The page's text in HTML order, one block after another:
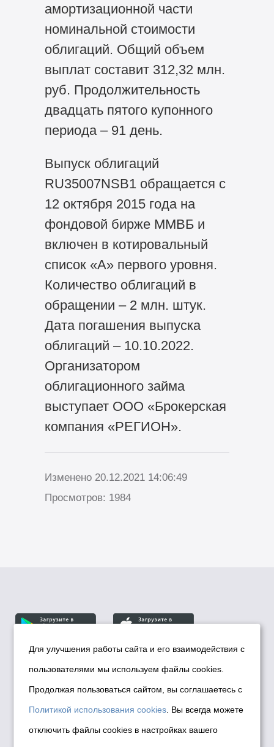
амортизационной части
номинальной стоимости
облигаций. Общий объем
выплат составит 312,32 млн.
руб. Продолжительность
двадцать пятого купонного
периода – 91 день.
Выпуск облигаций
RU35007NSB1 обращается с
12 октября 2015 года на
фондовой бирже ММВБ и
включен в котировальный
список «А» первого уровня.
Количество облигаций в
обращении – 2 млн. штук.
Дата погашения выпуска
облигаций – 10.10.2022.
Организатором
облигационного займа
выступает ООО «Брокерская
компания «РЕГИОН».
Изменено 20.12.2021 14:06:49
Просмотров: 1984
© Департамент информационной политики мэрии
города Новосибирска, 2026
Политика использования Cookies
Политика по обработке персональных
данных в информационных системах
Для улучшения работы сайта и его взаимодействия с
пользователями мы используем файлы cookies.
Продолжая пользоваться сайтом, вы соглашаетесь с
Политикой использования cookies . Вы всегда можете
отключить файлы cookies в настройках вашего